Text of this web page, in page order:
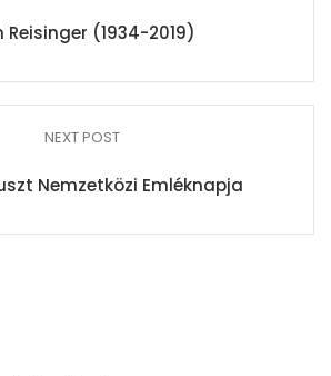
Reisinger (1934-2019)
NEXT POST
Nemzetközi Emléknapja